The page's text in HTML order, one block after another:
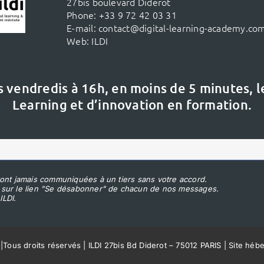
Phone: +33 9 72 42 03 31
E-mail: contact@digital-learning-
Web: ILDI
à 16h, en moins de 5 minutes,
Learning et d’innovation en formation.
jamais communiquées à un tiers sans votre accord.
le lien "Se désabonner" de chacun de nos messages.
Tous droits réservés | ILDI 27bis Bd Diderot – 75012 PARIS | Site